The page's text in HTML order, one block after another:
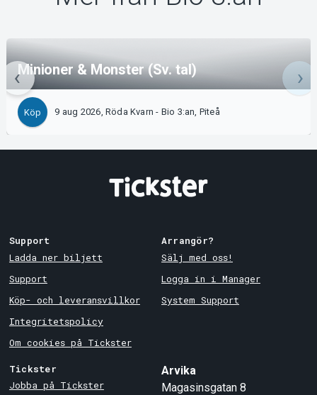
Minioner & Monster (Sv. tal)
Köp 9 aug 2026, Röda Kvarn - Bio 3:an, Piteå
Support
Ladda ner biljett
Support
Köp- och leveransvillkor
Integritetspolicy
Om cookies på Tickster
Arrangör?
Sälj med oss!
Logga in i Manager
System Support
Tickster
Jobba på Tickster
Arvika
Magasinsgatan 8